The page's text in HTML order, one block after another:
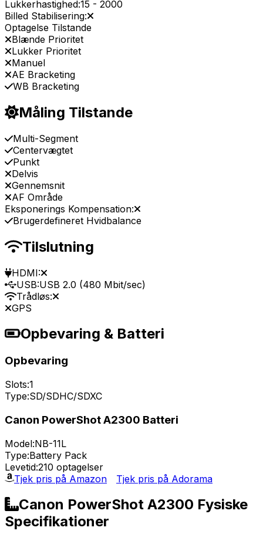
Lukkerhastighed:15 - 2000
Billed Stabilisering:
Optagelse Tilstande
Blænde Prioritet
Lukker Prioritet
Manuel
AE Bracketing
WB Bracketing
Måling Tilstande
Multi-Segment
Centervægtet
Punkt
Delvis
Gennemsnit
AF Område
Eksponerings Kompensation:
Brugerdefineret Hvidbalance
Tilslutning
HDMI:
USB:USB 2.0 (480 Mbit/sec)
Trådløs:
GPS
Opbevaring & Batteri
Opbevaring
Slots:1
Type:SD/SDHC/SDXC
Canon PowerShot A2300 Batteri
Model:NB-11L
Type:Battery Pack
Levetid:210 optagelser
Tjek pris på Amazon
Tjek pris på Adorama
Canon PowerShot A2300 Fysiske
Specifikationer